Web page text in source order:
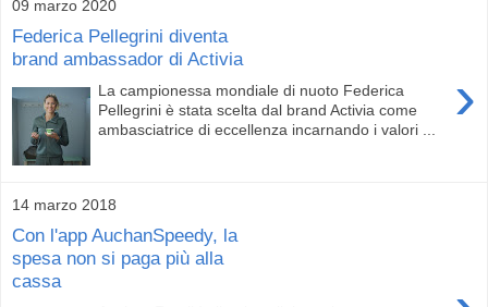
09 marzo 2020
Federica Pellegrini diventa
brand ambassador di Activia
›
La campionessa mondiale di nuoto Federica
Pellegrini è stata scelta dal brand Activia come
ambasciatrice di eccellenza incarnando i valori ...
14 marzo 2018
Con l'app AuchanSpeedy, la
spesa non si paga più alla
cassa